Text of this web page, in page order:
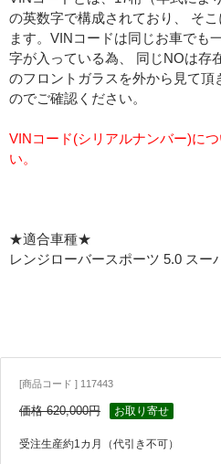
の英数字で構成されており、 そ
ます。VINコードは同じお車でも
字が入っている為、 同じNOは存
のフロントガラスを外から見て頂
のでご確認ください。
VINコード(シリアルナンバー)に
い。
★適合車種★
レンジローバースポーツ 5.0 スー
[商品コード ] 117443
価格 620,000円 お取り寄せ
受注生産約1カ月（代引き不可）